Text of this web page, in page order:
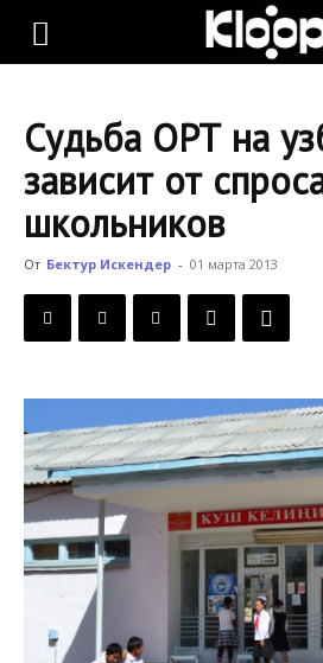
KLOOP.KG
Новости
Кыргызстана
Судьба ОРТ на
зависит от
школьников
От Бектур Искендер - 01 марта 2013